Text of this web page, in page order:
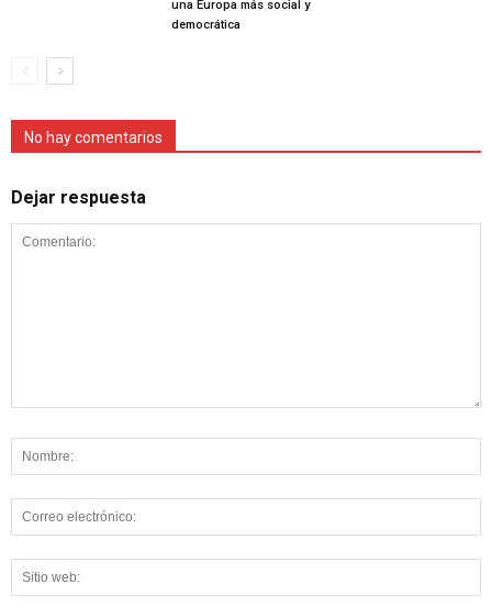
una Europa más social y
democrática
No hay comentarios
Dejar respuesta